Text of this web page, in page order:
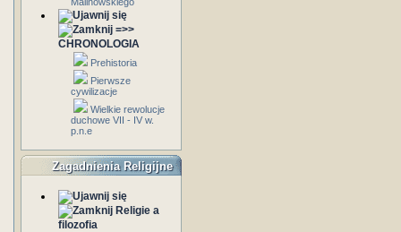
=>>
CHRONOLOGIA
Prehistoria
Pierwsze
cywilizacje
Wielkie rewolucje
duchowe VII - IV w.
p.n.e
Zagadnienia Religijne
Religie a
filozofia